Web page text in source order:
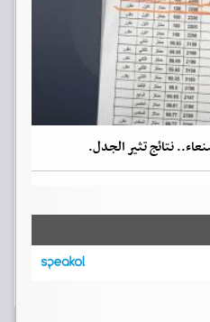
نتائج تثير الجدل.